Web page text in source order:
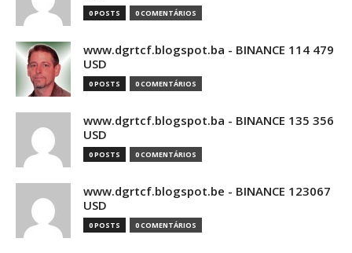
0 POSTS 0 COMENTÁRIOS
www.dgrtcf.blogspot.ba - BINANCE 114 479
USD
0 POSTS 0 COMENTÁRIOS
www.dgrtcf.blogspot.ba - BINANCE 135 356
USD
0 POSTS 0 COMENTÁRIOS
www.dgrtcf.blogspot.be - BINANCE 123067
USD
0 POSTS 0 COMENTÁRIOS